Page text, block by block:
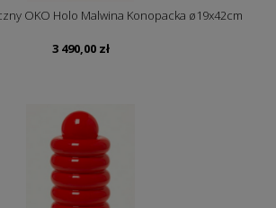
OKO Holo Malwina Konopacka ø19x42cm
3 490,00 zł